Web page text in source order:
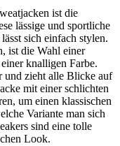
ist die
lässige und sportliche
sich einfach stylen.
ist die Wahl einer
knalligen Farbe.
und zieht alle Blicke auf
mit einer schlichten
um einen klassischen
Variante man sich
sind eine tolle
Look.